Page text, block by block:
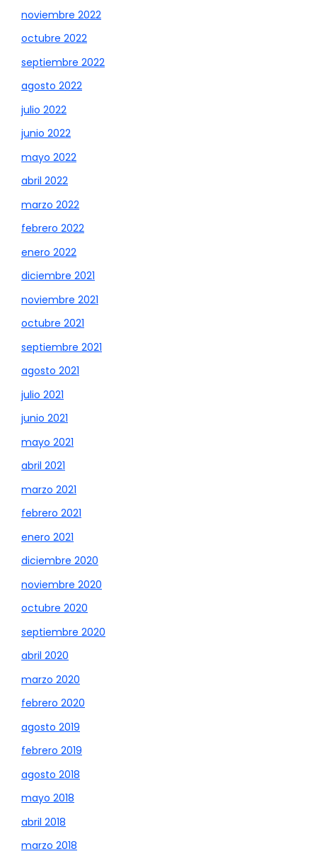
noviembre 2022
octubre 2022
septiembre 2022
agosto 2022
julio 2022
junio 2022
mayo 2022
abril 2022
marzo 2022
febrero 2022
enero 2022
diciembre 2021
noviembre 2021
octubre 2021
septiembre 2021
agosto 2021
julio 2021
junio 2021
mayo 2021
abril 2021
marzo 2021
febrero 2021
enero 2021
diciembre 2020
noviembre 2020
octubre 2020
septiembre 2020
abril 2020
marzo 2020
febrero 2020
agosto 2019
febrero 2019
agosto 2018
mayo 2018
abril 2018
marzo 2018